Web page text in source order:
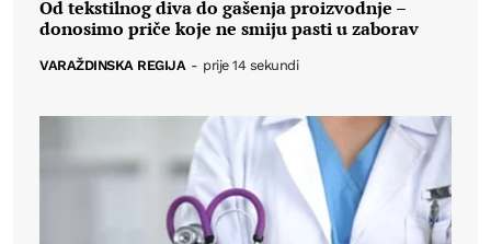
Od tekstilnog diva do gašenja proizvodnje –
donosimo priče koje ne smiju pasti u zaborav
VARAŽDINSKA REGIJA - prije 14 sekundi